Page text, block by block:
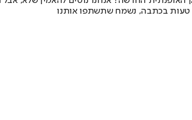
טעות בכתבה, נשמח שתשתפו אותנו